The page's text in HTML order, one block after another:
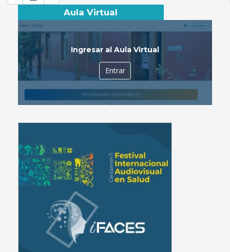
Aula Virtual
Ingresar al Aula Virtual
Entrar